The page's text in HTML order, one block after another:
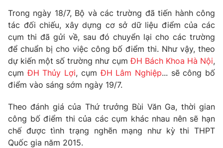
Hitech Công nghệ tương lai
Sản phẩm
Thị trường
Tư vấn
Giao lưu trực tuyến
Lịch phát sóng
Chuyên mục khác
Emagazine Podcast
Photo Infographic
Trong ngày 18/7, Bộ và các trường đã tiến hành công
tác đối chiếu, xây dựng cơ sở dữ liệu điểm của các
cụm thi đã gửi về, sau đó chuyển lại cho các trường
để chuẩn bị cho việc công bố điểm thi. Như vậy, theo
dự kiến một số trường như cụmĐH Bách Khoa Hà Nội,
cụmĐH Thủy Lợi, cụmĐH Lâm Nghiệp... sẽ công bố
điểm vào sáng sớm ngày 19/7.
Theo đánh giá của Thứ trưởng Bùi Văn Ga, thời gian
công bố điểm thi của các cụm khác nhau nên sẽ hạn
chế được tình trạng nghẽn mạng như kỳ thi THPT
Quốc gia năm 2015.